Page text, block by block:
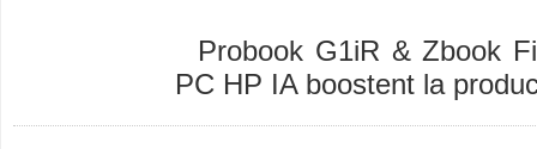
Probook G1iR & Zbook
PC HP IA boostent la